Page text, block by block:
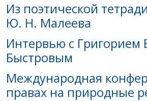
Из поэтической
Ю. Н. Малеева
Интервью с
Быстровым
Международная
правах на природные